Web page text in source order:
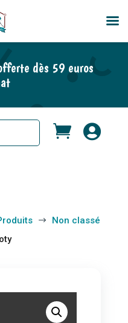
dès 59 euros
 
$ Non classé